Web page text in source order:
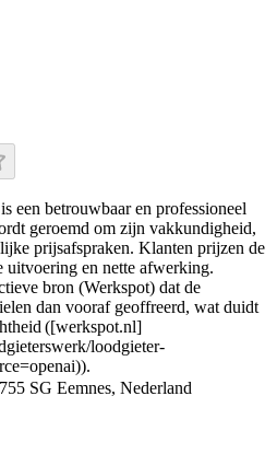
een betrouwbaar en professioneel
geroemd om zijn vakkundigheid,
prijsafspraken. Klanten prijzen de
uitvoering en nette afwerking.
bron (Werkspot) dat de
dan vooraf geoffreerd, wat duidt
([werkspot.nl]
loodgieter-
SG Eemnes, Nederland